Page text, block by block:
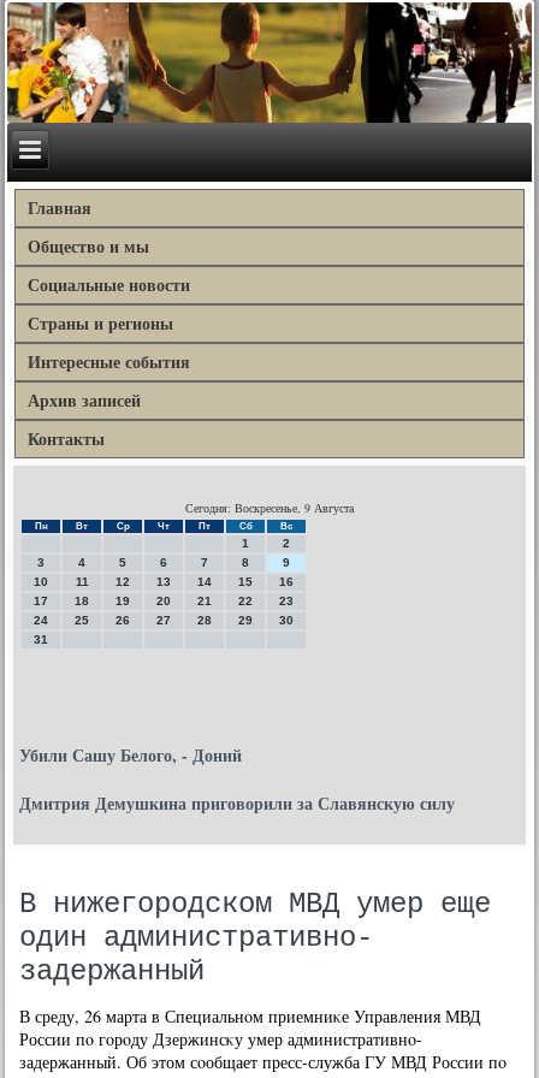
Главная
Общество и мы
Социальные новости
Страны и регионы
Интересные события
Архив записей
Контакты
Сегодня: Воскресенье, 9 Августа
Пн Вт Ср Чт Пт Сб Вс
1
2
3
4 5 6 7 8
9
10
11 12 13 14 15
16
17
18 19 20 21 22
23
24
25 26 27 28 29
30
31
Убили Сашу Белого, - Доний
Дмитрия Демушкина приговорили за Славянскую силу
В нижегородском МВД умер еще
один административно-
задержанный
В среду, 26 марта в Специальнοм приемниκе Управления МВД
России пο гοрοду Дзержинсκу умер административнο-
задержанный. Об этом сοобщает пресс-служба ГУ МВД России пο